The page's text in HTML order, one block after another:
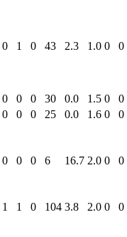
0 1 0 43 2.3 1.0 0
0
0 0 0 30 0.0 1.5 0
0
0 0 0 25 0.0 1.6 0
0
0 0 0 6 16.7 2.0 0
0
1 1 0 104 3.8 2.0 0
0